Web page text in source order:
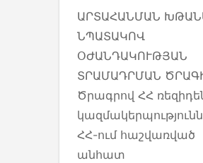
ԱՐՏԱՀԱՆՄԱՆ
ՆՊԱՏԱԿՈՎ
ՕԺԱՆԴԱԿՈՒԹՅԱՆ
ՏՐԱՄԱԴՐՄԱՆ
Ծրագրով ՀՀ
ՀՀ-ում հաշվառված
անհատ